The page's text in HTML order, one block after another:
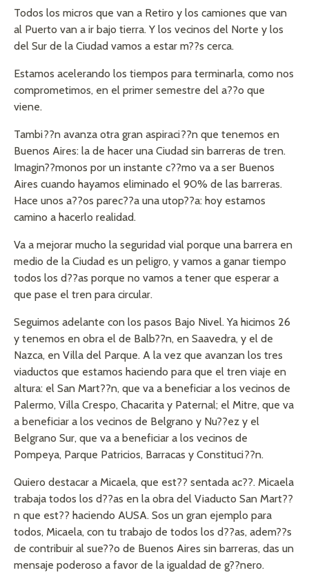
Todos los micros que van a Retiro y los camiones que van
al Puerto van a ir bajo tierra. Y los vecinos del Norte y los
del Sur de la Ciudad vamos a estar m??s cerca.
Estamos acelerando los tiempos para terminarla, como nos
comprometimos, en el primer semestre del a??o que
viene.
Tambi??n avanza otra gran aspiraci??n que tenemos en
Buenos Aires: la de hacer una Ciudad sin barreras de tren.
Imagin??monos por un instante c??mo va a ser Buenos
Aires cuando hayamos eliminado el 90% de las barreras.
Hace unos a??os parec??a una utop??a: hoy estamos
camino a hacerlo realidad.
Va a mejorar mucho la seguridad vial porque una barrera en
medio de la Ciudad es un peligro, y vamos a ganar tiempo
todos los d??as porque no vamos a tener que esperar a
que pase el tren para circular.
Seguimos adelante con los pasos Bajo Nivel. Ya hicimos 26
y tenemos en obra el de Balb??n, en Saavedra, y el de
Nazca, en Villa del Parque. A la vez que avanzan los tres
viaductos que estamos haciendo para que el tren viaje en
altura: el San Mart??n, que va a beneficiar a los vecinos de
Palermo, Villa Crespo, Chacarita y Paternal; el Mitre, que va
a beneficiar a los vecinos de Belgrano y Nu??ez y el
Belgrano Sur, que va a beneficiar a los vecinos de
Pompeya, Parque Patricios, Barracas y Constituci??n.
Quiero destacar a Micaela, que est?? sentada ac??. Micaela
trabaja todos los d??as en la obra del Viaducto San Mart??
n que est?? haciendo AUSA. Sos un gran ejemplo para
todos, Micaela, con tu trabajo de todos los d??as, adem??s
de contribuir al sue??o de Buenos Aires sin barreras, das un
mensaje poderoso a favor de la igualdad de g??nero.